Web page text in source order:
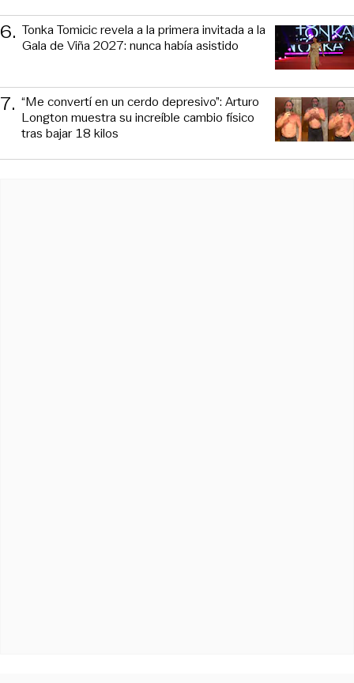
6. Tonka Tomicic revela a la primera invitada a la
Gala de Viña 2027: nunca había asistido
7. “Me convertí en un cerdo depresivo”: Arturo
Longton muestra su increíble cambio físico
tras bajar 18 kilos